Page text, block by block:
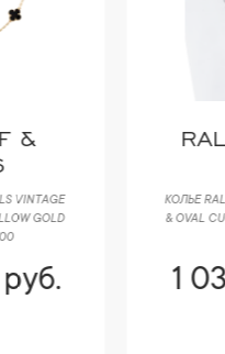
КОЛЬЕ RALFDIAMONDS 6,85 CT
& OVAL CUT DIAMONDS & WHITE
1 037 500